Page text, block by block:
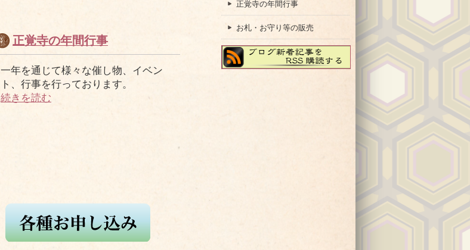
正覚寺の年間行事
一年を通じて様々な催し物、イベン
ト、行事を行っております。
続きを読む
正覚寺の年間行事
お札・お守り等の販売